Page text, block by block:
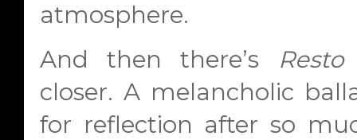
atmosphere.
And then there’s
closer. A melancholic
for reflection after so